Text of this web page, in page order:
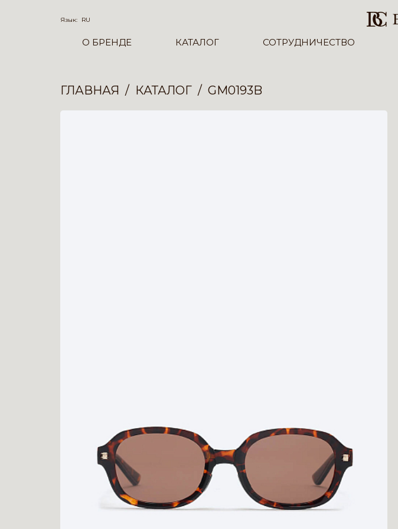
Язык: RU
О БРЕНДЕ КАТАЛОГ СОТРУДНИЧЕСТВО
ГЛАВНАЯ КАТАЛОГ GM0193B